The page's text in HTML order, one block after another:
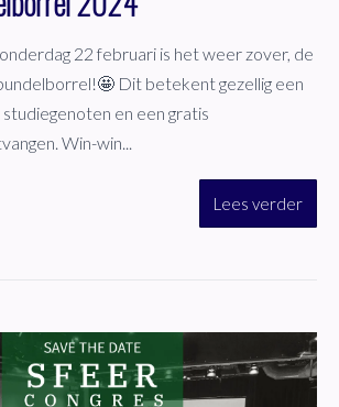
22 februari is het weer zover, de
Dit betekent gezellig een
en een gratis
Win-win...
Lees verder